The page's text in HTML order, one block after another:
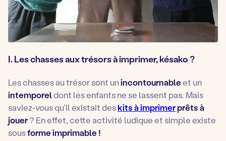
I. Les chasses aux trésors à imprimer, késako ?
Les chasses au trésor sont unincontournableet un
intemporeldont les enfants ne se lassent pas. Mais
saviez-vous qu’il existait deskits à imprimerprêts à
jouer? En effet, cette activité ludique et simple existe
sousforme imprimable !